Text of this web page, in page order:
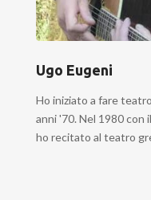
Ugo Eugeni
Ho iniziato a fare
anni '70. Nel 1980 con
ho recitato al teatro